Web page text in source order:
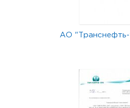
АО "Транснефть-